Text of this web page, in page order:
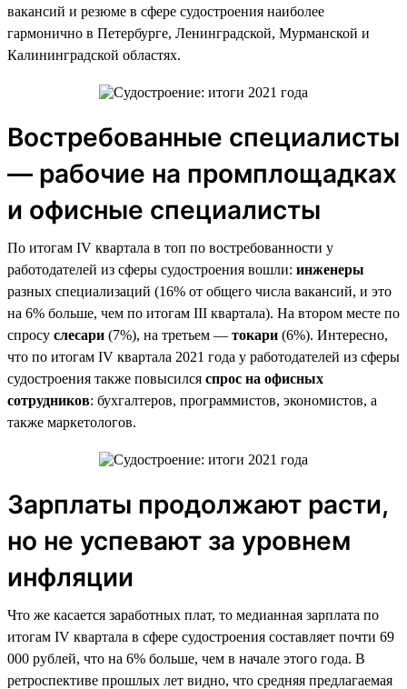
вакансий и резюме в сфере судостроения наиболее
гармонично в Петербурге, Ленинградской, Мурманской и
Калининградской областях.
Востребованные специалисты
— рабочие на промплощадках
и офисные специалисты
По итогам IV квартала в топ по востребованности у
работодателей из сферы судостроения вошли: инженеры
разных специализаций (16% от общего числа вакансий, и это
на 6% больше, чем по итогам III квартала). На втором месте по
спросу слесари (7%), на третьем — токари (6%). Интересно,
что по итогам IV квартала 2021 года у работодателей из сферы
судостроения также повысился спрос на офисных
сотрудников: бухгалтеров, программистов, экономистов, а
также маркетологов.
Зарплаты продолжают расти,
но не успевают за уровнем
инфляции
Что же касается заработных плат, то медианная зарплата по
итогам IV квартала в сфере судостроения составляет почти 69
000 рублей, что на 6% больше, чем в начале этого года. В
ретроспективе прошлых лет видно, что средняя предлагаемая